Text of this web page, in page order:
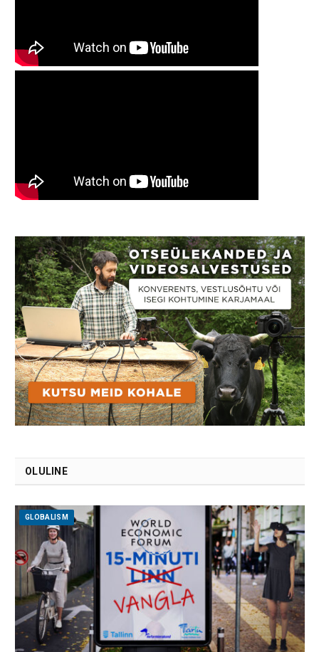
OLULINE
GLOBALISM